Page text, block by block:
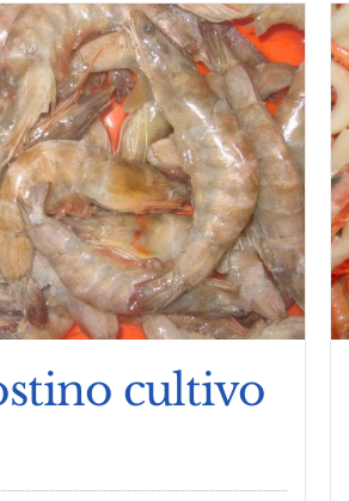
cultivo